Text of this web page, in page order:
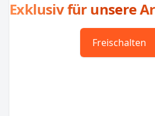
Exklusiv für unsere
Freischalten